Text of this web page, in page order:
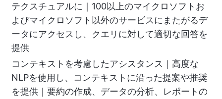
テクスチュアルに｜100以上のマイクロソフトお
よびマイクロソフト以外のサービスにまたがるデ
ータにアクセスし、クエリに対して適切な回答を
提供
コンテキストを考慮したアシスタンス｜高度な
NLPを使用し、コンテキストに沿った提案や推奨
を提供｜要約の作成、データの分析、レポートの